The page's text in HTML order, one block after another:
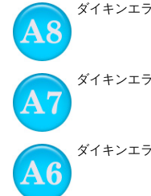
ダイキンエ
ダイキンエ
ダイキンエ